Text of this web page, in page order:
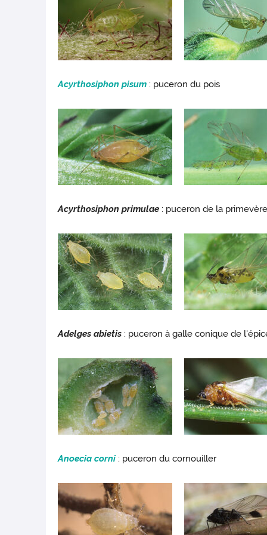
Acyrthosiphon pisum : puceron du pois
Acyrthosiphon primulae : puceron de la
Adelges abietis : puceron à galle conique de
Anoecia corni: puceron du cornouiller